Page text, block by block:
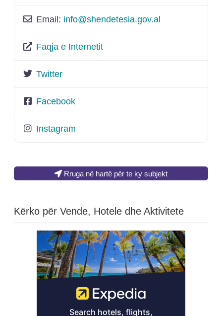
Email: info@shendetesia.gov.al
Faqja e Internetit
Twitter
Facebook
Instagram
Rruga në hartë për te ky subjekt
Kërko për Vende, Hotele dhe Aktivitete